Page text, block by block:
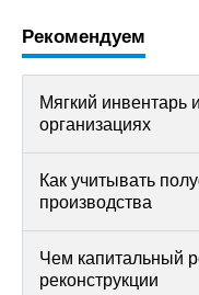
Рекомендуем
Мягкий инвентарь
организациях
Как учитывать
производства
Чем капитальный
реконструкции